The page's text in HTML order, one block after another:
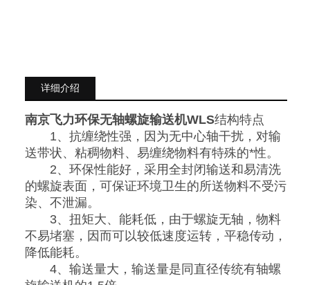
详细介绍
南京飞力环保无轴螺旋输送机WLS结构特点
1、抗缠绕性强，因为无中心轴干扰，对输
送带状、粘稠物料、易缠绕物料有特殊的*性。
2、环保性能好，采用全封闭输送和易清洗
的螺旋表面，可保证环境卫生的所送物料不受污
染、不泄漏。
3、扭矩大、能耗低，由于螺旋无轴，物料
不易堵塞，因而可以较低速度运转，平稳传动，
降低能耗。
4、输送量大，输送量是同直径传统有轴螺